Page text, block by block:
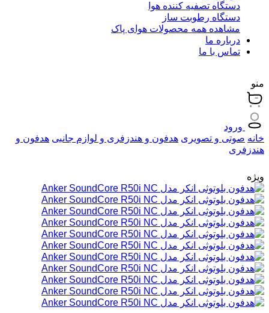
دستگاه تصفیه کننده هوا
دستگاه رطوبت ساز
مشاهده همه محصولات هوای پاک
درباره ما
تماس با ما
منو
ورود
خانه صوتی و تصویری هدفون و هندزفری و لوازم جانبی هدفون و
هندزفری
ویژه